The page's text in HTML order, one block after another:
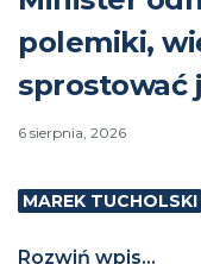
polemiki,
sprostować
6 sierpnia, 2026
MAREK TUCHOLSKI
Rozwiń wpis...